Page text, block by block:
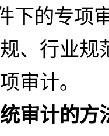
下的专项
规、行业
审计。
审计的方